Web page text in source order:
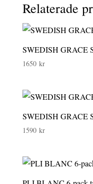
Relaterade
SWEDISH GRACE
1650 kr
SWEDISH GRACE
1590 kr